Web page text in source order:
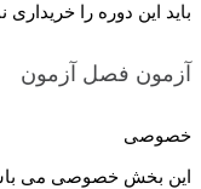
باید این دوره را خریداری
آزمون فصل آزمون
خصوصی
این بخش خصوصی می